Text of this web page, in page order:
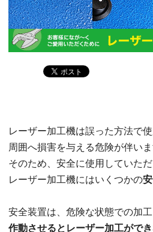
レーザー加工機は誤った方法で
周囲へ損害を与える危険が伴いま
そのため、安全に使用していた
レーザー加工機にはいくつかの
安全装置は、危険な状態での加
作動させるとレーザー加工ができ